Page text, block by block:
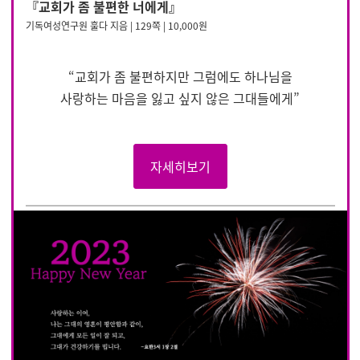
『교회가 좀 불편한 너에게』
기독여성연구원 훌다 지음 | 129쪽 | 10,000원
“교회가 좀 불편하지만 그럼에도 하나님을
사랑하는 마음을 잃고 싶지 않은 그대들에게”
자세히보기